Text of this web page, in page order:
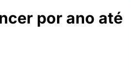
por ano até